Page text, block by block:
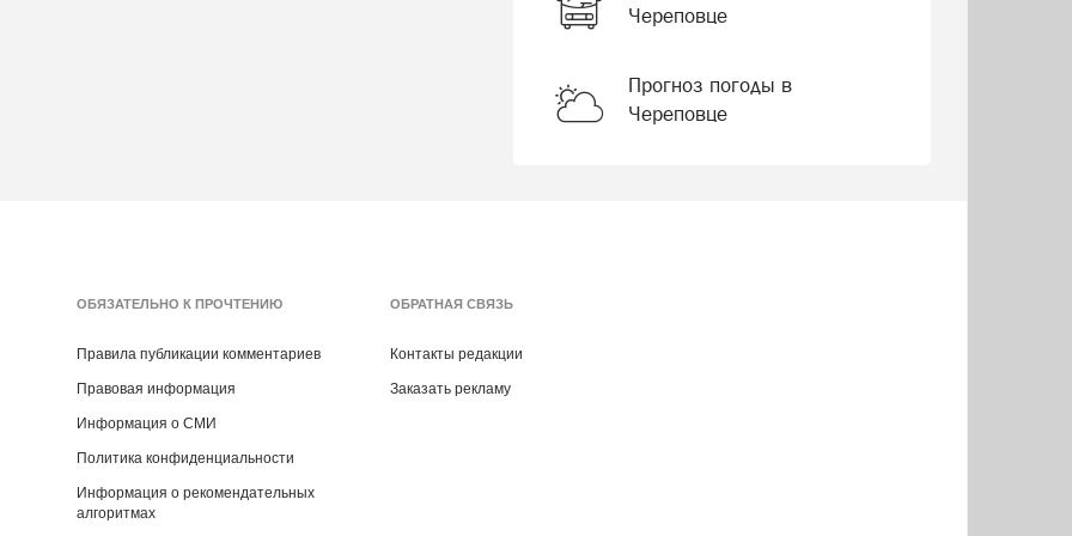
Череповце
Прогноз погоды в
Череповце
ОБЯЗАТЕЛЬНО К ПРОЧТЕНИЮ
Правила публикации комментариев
Правовая информация
Информация о СМИ
Политика конфиденциальности
Информация о рекомендательных
алгоритмах
ОБРАТНАЯ СВЯЗЬ
Контакты редакции
Заказать рекламу